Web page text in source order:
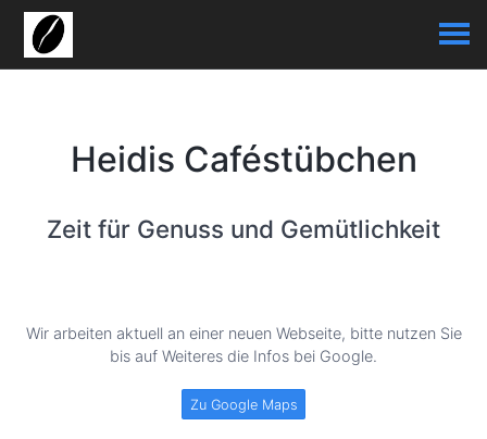
Heidis Caféstübchen
Zeit für Genuss und Gemütlichkeit
Wir arbeiten aktuell an einer neuen Webseite, bitte nutzen Sie
bis auf Weiteres die Infos bei Google.
Zu Google Maps